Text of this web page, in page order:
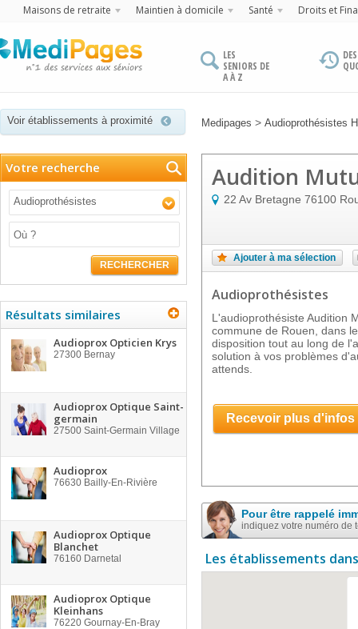
Maisons de retraite Maintien à domicile Santé Droits et
LES
SENIORS DE
A À Z
Voir établissements à proximité Medipages > Audioprothésistes
Votre recherche
Audioprothésistes
RECHERCHER
Résultats similaires
Audioprox Opticien Krys
27300 Bernay
Audioprox Optique Saint-
germain
27500 Saint-Germain Village
Audioprox
76630 Bailly-En-Rivière
Audioprox Optique
Blanchet
76160 Darnetal
Audioprox Optique
Kleinhans
76220 Gournay-En-Bray
Audition
22 Av Bretagne 76100
Ajouter à ma sélection
Audioprothésistes
L'audioprothésiste Audition
commune de Rouen, dans
disposition tout au long de
solution à vos problèmes
attends.
Recevoir plus d'infos
Pour être rappelé
indiquez votre numéro de
Les établissements